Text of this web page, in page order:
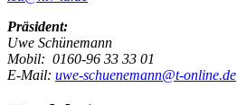
Präsident:
Uwe Schünemann
Mobil: 0160-96 33 33 01
E-Mail: uwe-schuenemann@t-online.de